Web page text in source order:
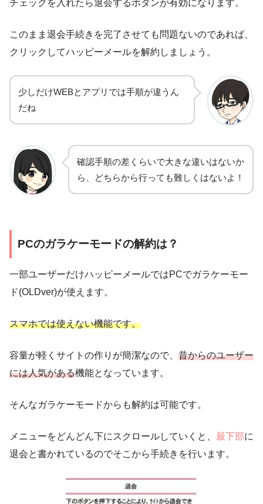
チェックを入れたら退会するボタンが有効になります。
このまま退会手続きを完了させても問題ないのであれば、
クリックしてハッピーメールを解約しましょう。
少しだけWEBとアプリでは手順が違うん
だね
確認手順の差くらいで大きな違いはないか
ら、どちらから行っても難しくはないよ！
PCのガラケーモードの解約は？
一部ユーザーだけハッピーメールではPCでガラケーモー
ド(OLDver)が使えます。
スマホでは使えない機能です。
容量が軽くサイトの作りが簡潔なので、 昔からのユーザー
には人気がある機能となっています。
そんなガラケーモードからも解約は可能です。
メニューをどんどん下にスクロールしていくと、 最下部に
退会と書かれているのでそこから手続きを行います。